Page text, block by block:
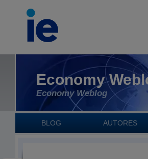
Economy
Economy Weblog
BLOG AUTORES